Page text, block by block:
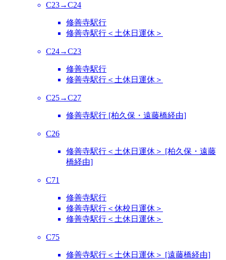
C23→C24
修善寺駅行
修善寺駅行＜土休日運休＞
C24→C23
修善寺駅行
修善寺駅行＜土休日運休＞
C25→C27
修善寺駅行 [柏久保・遠藤橋経由]
C26
修善寺駅行＜土休日運休＞ [柏久保・遠藤
橋経由]
C71
修善寺駅行
修善寺駅行＜休校日運休＞
修善寺駅行＜土休日運休＞
C75
修善寺駅行＜土休日運休＞ [遠藤橋経由]